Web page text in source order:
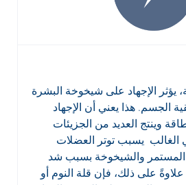
يؤثر الإجهاد على شيخوخة البشرة
الجسم. هذا يعني أن الإجهاد
وينتج العديد من الجزيئات
الغالب يسبب توتر العضلات
المستمر والشيخوخة بسبب شد
على ذلك، فإن قلة النوم أو